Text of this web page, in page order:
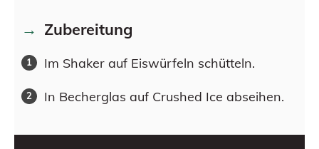
Zubereitung
Im Shaker auf Eiswürfeln schütteln.
In Becherglas auf Crushed Ice abseihen.